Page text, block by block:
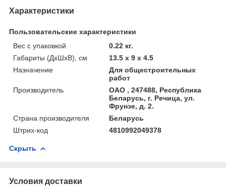
Характеристики
Пользовательские характеристики
Вес с упаковкой
0.22 кг.
Габариты (ДхШхВ), см
13.5 x 9 x 4.5
Назначение
Для общестроительных
работ
Производитель
ОАО , 247488, Республика
Беларусь, г. Речица, ул.
Фрунзе, д. 2.
Страна производителя
Беларусь
Штрих-код
4810992049378
Скрыть
Условия доставки